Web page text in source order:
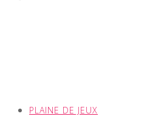
PLAINE DE JEUX